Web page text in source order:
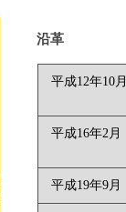
沿革
平成12年10月
平成16年2月
平成19年9月